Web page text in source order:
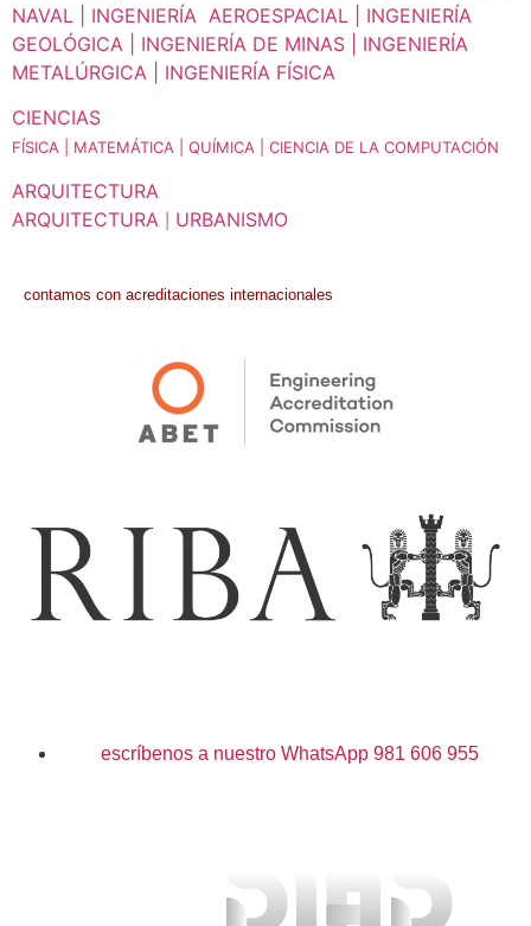
NAVAL | INGENIERÍA AEROESPACIAL | INGENIERÍA
GEOLÓGICA | INGENIERÍA DE MINAS | INGENIERÍA
METALÚRGICA | INGENIERÍA FÍSICA
CIENCIAS
FÍSICA | MATEMÁTICA | QUÍMICA | CIENCIA DE LA COMPUTACIÓN
ARQUITECTURA
ARQUITECTURA
URBANISMO
contamos con acreditaciones internacionales
escríbenos a nuestro WhatsApp 981 606 955